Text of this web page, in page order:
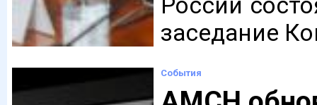
заседание
События